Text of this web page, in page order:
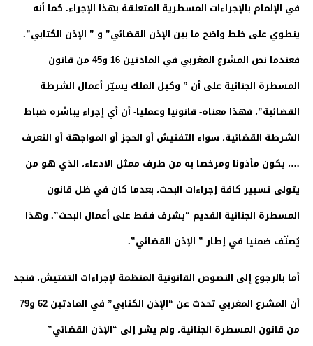
في الإلمام بالإجراءات المسطرية المتعلقة بهذا الإجراء. كما أنه
ينطوي على خلط واضح ما بين الإذن القضائي” و ” الإذن الكتابي”.
فعندما نص المشرع المغربي في المادتين 16 و45 من قانون
المسطرة الجنائية على أن ” وكيل الملك يسيّر أعمال الشرطة
القضائية”، فهذا معناه- قانونيا وعمليا- أن أي إجراء يباشره ضباط
الشرطة القضائية، سواء التفتيش أو الحجز أو المواجهة أو التعرف
…، يكون مأذونا ومرخصا به من طرف ممثل الادعاء، الذي هو من
يتولى تسيير كافة إجراءات البحث، بعدما كان في ظل قانون
المسطرة الجنائية القديم “يشرف فقط على أعمال البحث”. وهذا
يُصنّف ضمنيا في إطار ” الإذن القضائي”.
أما بالرجوع إلى النصوص القانونية المنظمة لإجراءات التفتيش، فنجد
أن المشرع المغربي تحدث عن “الإذن الكتابي” في المادتين 62 و79
من قانون المسطرة الجنائية، ولم يشر إلى “الإذن القضائي”